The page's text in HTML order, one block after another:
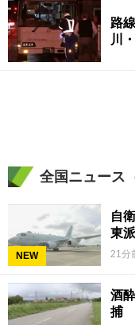
路
川
全国ニュース
NEW
自
東
21分
酒
捕